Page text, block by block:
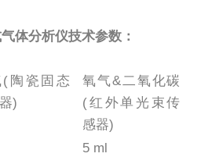
分析仪技术参数：
(陶瓷固态
)
氧气&二氧化碳
(红外单光束传
感器)
5 ml